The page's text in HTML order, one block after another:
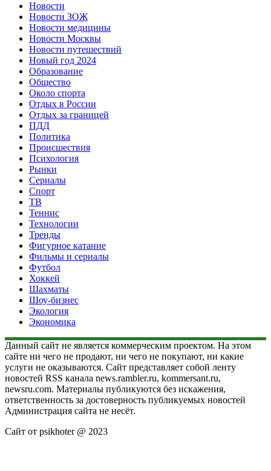
Новости
Новости ЗОЖ
Новости медицины
Новости Москвы
Новости путешествий
Новый год 2024
Образование
Общество
Около спорта
Отдых в России
Отдых за границей
ПДД
Политика
Происшествия
Психология
Рынки
Сериалы
Спорт
ТВ
Теннис
Технологии
Тренды
Фигурное катание
Фильмы и сериалы
Футбол
Хоккей
Шахматы
Шоу-бизнес
Экология
Экономика
Данный сайт не является коммерческим проектом. На этом
сайте ни чего не продают, ни чего не покупают, ни какие
услуги не оказываются. Сайт представляет собой ленту
новостей RSS канала news.rambler.ru, kommersant.ru,
newsru.com. Материалы публикуются без искажения,
ответственность за достоверность публикуемых новостей
Администрация сайта не несёт.
Сайт от psikhoter @ 2023